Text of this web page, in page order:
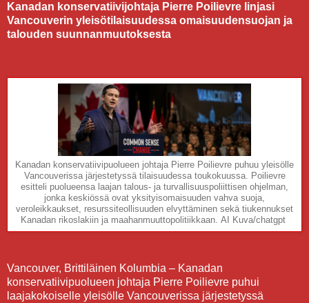
Kanadan konservatiivijohtaja Pierre Poilievre linjasi
Vancouverin yleisötilaisuudessa omaisuudensuojan ja
talouden suunnanmuutoksesta
Kanadan konservatiivipuolueen johtaja Pierre Poilievre puhuu yleisölle
Vancouverissa järjestetyssä tilaisuudessa toukokuussa. Poilievre
esitteli puolueensa laajan talous- ja turvallisuuspoliittisen ohjelman,
jonka keskiössä ovat yksityisomaisuuden vahva suoja,
veroleikkaukset, resurssiteollisuuden elvyttäminen sekä tiukennukset
Kanadan rikoslakiin ja maahanmuuttopolitiikkaan. AI Kuva/chatgpt
Vancouver, Brittiläinen Kolumbia – Kanadan
konservatiivipuolueen johtaja Pierre Poilievre puhui
laajakokoiselle yleisölle Vancouverissa järjestetyssä